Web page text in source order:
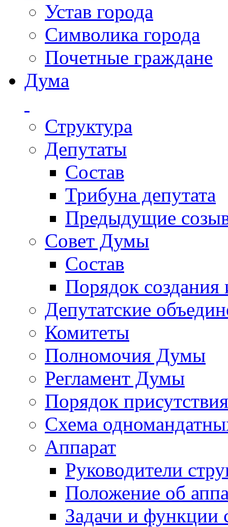
Устав города
Символика города
Почетные граждане
Дума
Структура
Депутаты
Состав
Трибуна депутата
Предыдущие
Совет Думы
Состав
Порядок создания
Депутатские
Комитеты
Полномочия Думы
Регламент Думы
Порядок
Схема
Аппарат
Руководители
Положение об
Задачи и функции